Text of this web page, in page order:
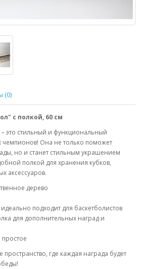
(0)
с полкой, 60 см
это стильный и функциональный
чемпионов! Она не только поможет
но и станет стильным украшением
полкой для хранения кубков,
аксессуаров.
дерево
идеально подходит для баскетболистов
для дополнительных наград и
где каждая награда будет